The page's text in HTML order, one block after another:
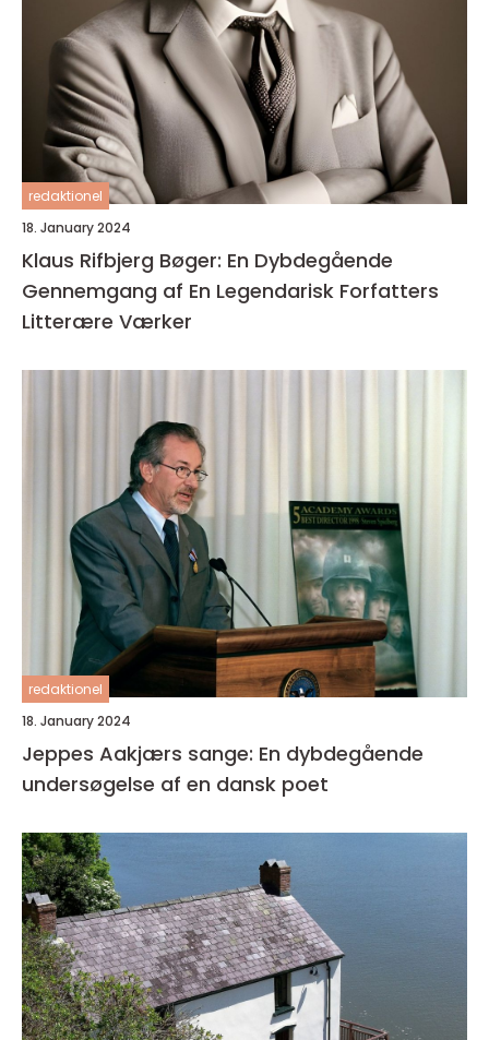
redaktionel
18. January 2024
Klaus Rifbjerg Bøger: En Dybdegående
Gennemgang af En Legendarisk Forfatters
Litterære Værker
redaktionel
18. January 2024
Jeppes Aakjærs sange: En dybdegående
undersøgelse af en dansk poet